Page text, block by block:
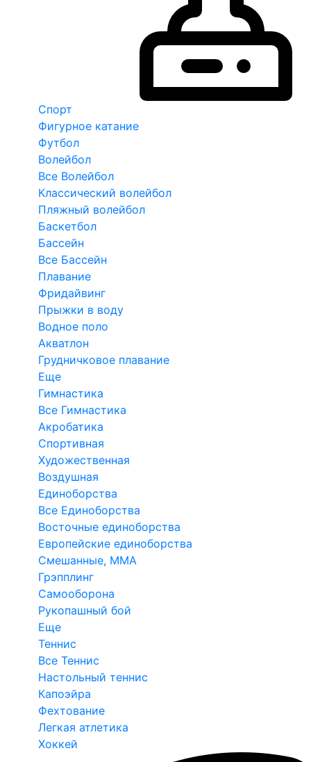
Спорт
Фигурное катание
Футбол
Волейбол
Все Волейбол
Классический волейбол
Пляжный волейбол
Баскетбол
Бассейн
Все Бассейн
Плавание
Фридайвинг
Прыжки в воду
Водное поло
Акватлон
Грудничковое плавание
Еще
Гимнастика
Все Гимнастика
Акробатика
Спортивная
Художественная
Воздушная
Единоборства
Все Единоборства
Восточные единоборства
Европейские единоборства
Смешанные, ММА
Грэпплинг
Самооборона
Рукопашный бой
Еще
Теннис
Все Теннис
Настольный теннис
Капоэйра
Фехтование
Легкая атлетика
Хоккей